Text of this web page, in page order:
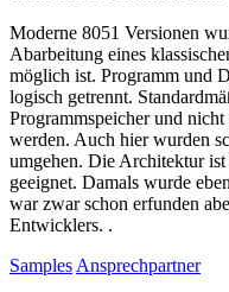
Moderne 8051 Versionen
Abarbeitung eines
möglich ist. Programm und
logisch getrennt.
Programmspeicher und
werden. Auch hier wurden
umgehen. Die Architektur
geeignet. Damals wurde
war zwar schon erfunden
Entwicklers. .
Samples Ansprechpartner